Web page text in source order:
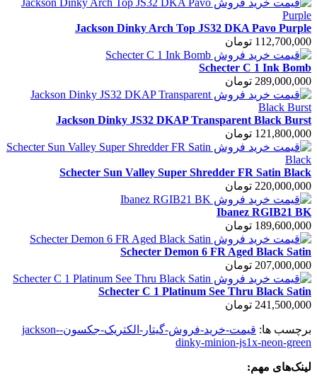
Jackson Dinky Arch Top JS32 DKA Pavo Purple
112,700,000 تومان
Schecter C 1 Ink Bomb
289,000,000 تومان
Jackson Dinky JS32 DKAP Transparent Black Burst
121,800,000 تومان
Schecter Sun Valley Super Shredder FR Satin Black
220,000,000 تومان
Ibanez RGIB21 BK
189,600,000 تومان
Schecter Demon 6 FR Aged Black Satin
207,000,000 تومان
Schecter C 1 Platinum See Thru Black Satin
241,500,000 تومان
برچسب ها:
قیمت-خرید-فروش-گیتار-الکتریک-جکسون-jackson-
dinky-minion-js1x-neon-green
لینک‌های مهم: